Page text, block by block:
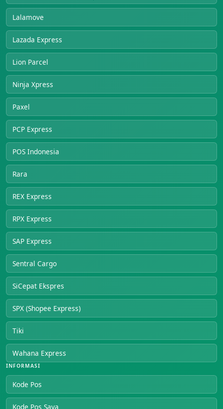
Lalamove
Lazada Express
Lion Parcel
Ninja Xpress
Paxel
PCP Express
POS Indonesia
Rara
REX Express
RPX Express
SAP Express
Sentral Cargo
SiCepat Ekspres
SPX (Shopee Express)
Tiki
Wahana Express
INFORMASI
Kode Pos
Kode Pos Saya